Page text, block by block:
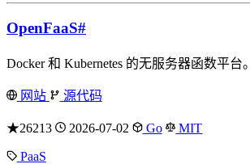
OpenFaaS#
Docker 和 Kubernetes 的无服务器函数平台。
网站 源代码
★26213 2026-07-02 Go MIT
PaaS